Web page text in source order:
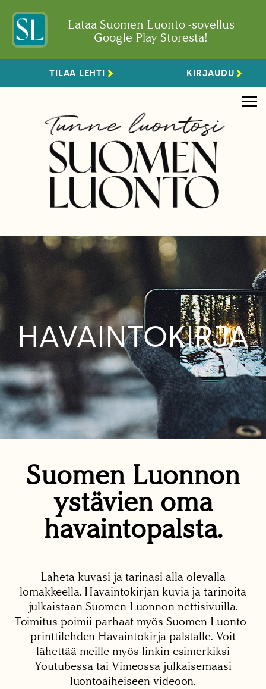
Lataa Suomen Luonto -sovellus
Google Play Storesta!
TILAA LEHTI KIRJAUDU
HAVAINTOKIRJA
Suomen Luonnon
ystävien oma
havaintopalsta.
Lähetä kuvasi ja tarinasi alla olevalla
lomakkeella. Havaintokirjan kuvia ja tarinoita
julkaistaan Suomen Luonnon nettisivuilla.
Toimitus poimii parhaat myös Suomen Luonto -
printtilehden Havaintokirja-palstalle. Voit
lähettää meille myös linkin esimerkiksi
Youtubessa tai Vimeossa julkaisemaasi
luontoaiheiseen videoon.